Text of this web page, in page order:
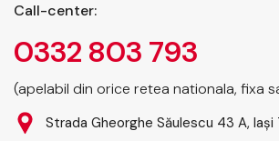
Call-center:
0332 803 793
(apelabil din orice retea nationala, fixa
Strada Gheorghe Săulescu 43 A,